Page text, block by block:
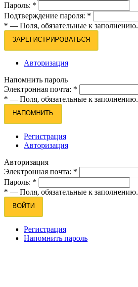
Пароль: *
Подтверждение пароля: *
* — Поля, обязательные к заполнению.
ЗАРЕГИСТРИРОВАТЬСЯ
Авторизация
Напомнить пароль
Электронная почта: *
* — Поля, обязательные к заполнению.
НАПОМНИТЬ
Регистрация
Авторизация
Авторизация
Электронная почта: *
Пароль: *
* — Поля, обязательные к заполнению.
ВОЙТИ
Регистрация
Напомнить пароль